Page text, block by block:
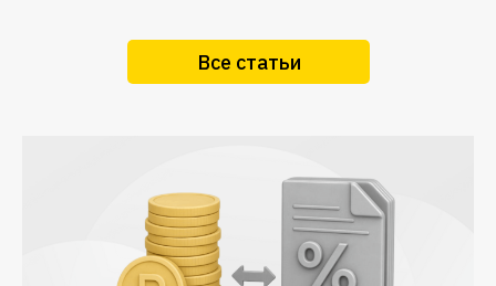
Все статьи